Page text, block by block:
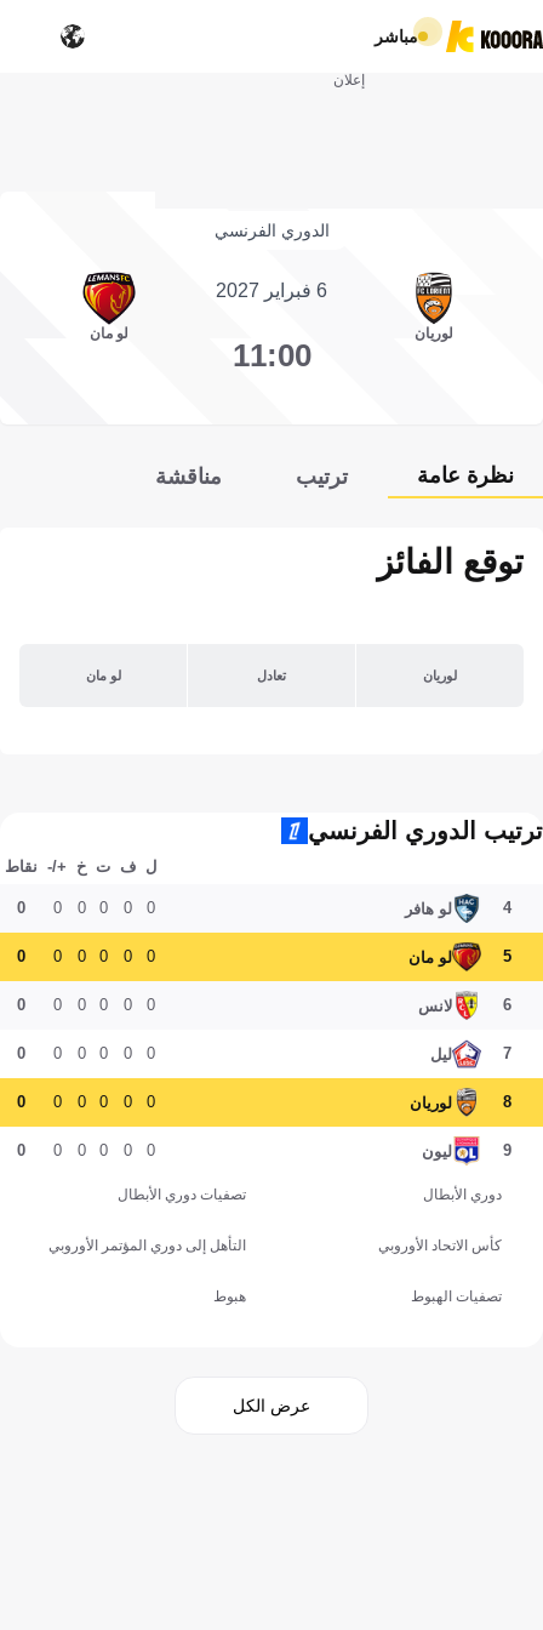
مباشر
إعلان
الدوري الفرنسي
لوريان
6 فبراير 2027
11:00
لو مان
نظرة عامة ترتيب مناقشة
توقع الفائز
لوريان تعادل لو مان
ترتيب الدوري الفرنسي
ل ف ت خ +/- نقاط
4 لو هافر 0
0
0
0
0
0
5 لو مان 0
0
0
0
0
0
6 لانس 0
0
0
0
0
0
7 ليل 0
0
0
0
0
0
8 لوريان 0
0
0
0
0
0
9 ليون 0
0
0
0
0
0
دوري الأبطال تصفيات دوري الأبطال
كأس الاتحاد الأوروبي التأهل إلى دوري المؤتمر الأوروبي
تصفيات الهبوط هبوط
عرض الكل